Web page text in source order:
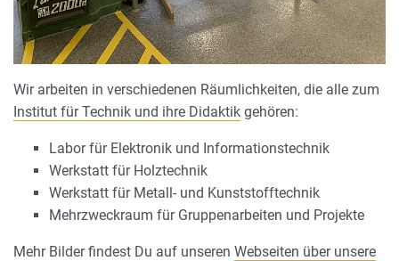
Wir arbeiten in verschiedenen Räumlichkeiten, die alle zum
Institut für Technik und ihre Didaktik gehören:
Labor für Elektronik und Informationstechnik
Werkstatt für Holztechnik
Werkstatt für Metall- und Kunststofftechnik
Mehrzweckraum für Gruppenarbeiten und Projekte
Mehr Bilder findest Du auf unseren Webseiten über unsere